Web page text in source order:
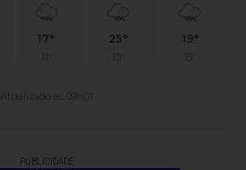
17°
11°
25°
13°
19°
15°
Atualizado às 09h01
PUBLICIDADE